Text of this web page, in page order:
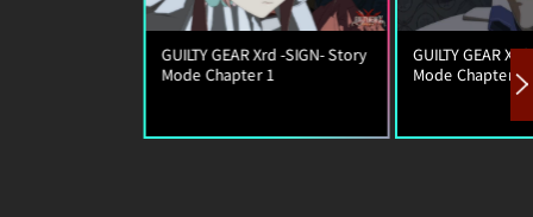
GUILTY GEAR Xrd -SIGN- Story
Mode Chapter 1
GUILTY GEAR
Mode Chapter 2